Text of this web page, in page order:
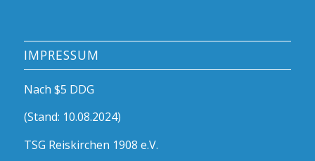
IMPRESSUM
Nach $5 DDG
(Stand: 10.08.2024)
TSG Reiskirchen 1908 e.V.